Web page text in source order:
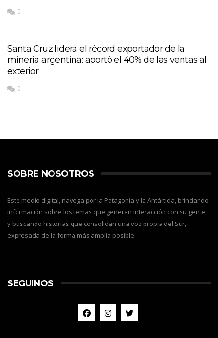
0
Santa Cruz lidera el récord exportador de la
minería argentina: aportó el 40% de las ventas al
exterior
0
SOBRE NOSOTROS
Este medio digital, navega por la Patagonia y la Antártida, brindando
información sobre los temas que generan interacción con su gente,
y buscando historias que consolidan una voz propia del Sur,
expresada de la forma más amplia posible.
SEGUINOS